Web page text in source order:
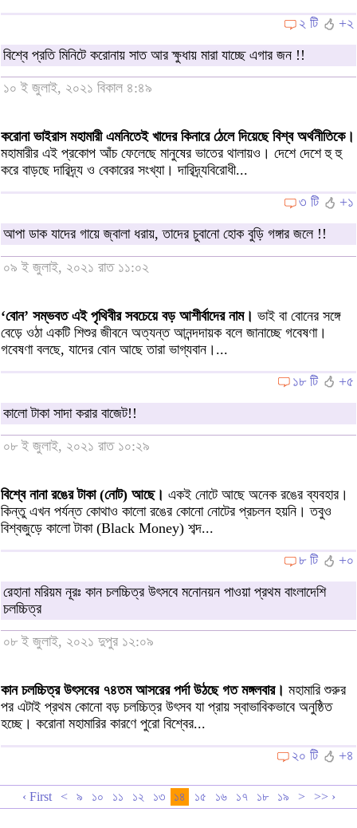
২ টি
+২
বিশ্বে প্রতি মিনিটে করোনায় সাত আর ক্ষুধায় মারা যাচ্ছে এগার জন !!
১০ ই জুলাই, ২০২১ বিকাল ৪:৪৯
করোনা ভাইরাস মহামারী এমনিতেই খাদের কিনারে ঠেলে দিয়েছে বিশ্ব অর্থনীতিকে।
মহামারীর এই প্রকোপ আঁচ ফেলেছে মানুষের ভাতের থালায়ও। দেশে দেশে হু হু
করে বাড়ছে দারিদ্র্য ও বেকারের সংখ্যা। দারিদ্র্যবিরোধী...
৩ টি
+১
আপা ডাক যাদের গায়ে জ্বালা ধরায়, তাদের চুবানো হোক বুড়ি গঙ্গার জলে !!
০৯ ই জুলাই, ২০২১ রাত ১১:০২
‌‘বোন’ সম্ভবত এই পৃথিবীর সবচেয়ে বড় আশীর্বাদের নাম। ভাই বা বোনের সঙ্গে
বেড়ে ওঠা একটি শিশুর জীবনে অত্যন্ত আনন্দদায়ক বলে জানাচ্ছে গবেষণা।
গবেষণা বলছে, যাদের বোন আছে তারা ভাগ্যবান।...
১৮ টি
+৫
কালো টাকা সাদা করার বাজেট!!
০৮ ই জুলাই, ২০২১ রাত ১০:২৯
বিশ্বে নানা রঙের টাকা (নোট) আছে। একই নোটে আছে অনেক রঙের ব্যবহার।
কিন্তু এখন পর্যন্ত কোথাও কালো রঙের কোনো নোটের প্রচলন হয়নি। তবুও
বিশ্বজুড়ে কালো টাকা (Black Money) শব্দ...
৮ টি
+০
রেহানা মরিয়ম নূরঃ কান চলচ্চিত্র উৎসবে মনোনয়ন পাওয়া প্রথম বাংলাদেশি
চলচ্চিত্র
০৮ ই জুলাই, ২০২১ দুপুর ১২:০৯
কান চলচ্চিত্র উৎসবের ৭৪তম আসরের পর্দা উঠছে গত মঙ্গলবার। মহামারি শুরুর
পর এটাই প্রথম কোনো বড় চলচ্চিত্র উৎসব যা প্রায় স্বাভাবিকভাবে অনুষ্ঠিত
হচ্ছে। করোনা মহামারির কারণে পুরো বিশ্বের...
২০ টি
+৪
‹ First < ৯ ১০ ১১ ১২ ১৩ ১৪ ১৫ ১৬ ১৭ ১৮ ১৯ > >> ›